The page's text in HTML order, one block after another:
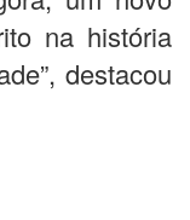
na história
destacou